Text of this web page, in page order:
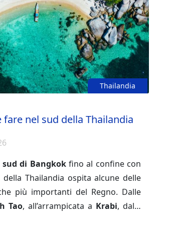
e come spostarsi, oltre a un
per godere appieno di ogni
sia appassionato di cultura,
o relax, il sud del Vietnam saprà
Thailandia
fare nel sud della Thailandia
sud di Bangkok fino al confine con
Thailandia ospita alcune delle
più importanti del Regno. Dalle
Tao, all’arrampicata a Krabi, dalle